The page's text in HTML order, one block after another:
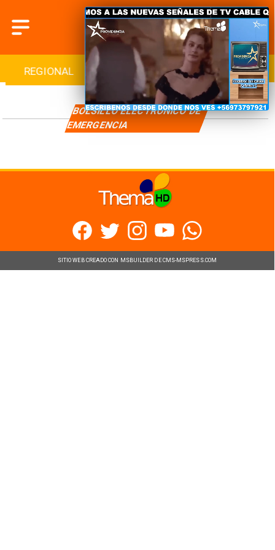
REGIONAL INTERNACIONAL DEPORTES
BOLSILLO ELECTRÓNICO DE
EMERGENCIA
SITIO WEB CREADO CON MSBUILDER DE CMS-MSPRESS.COM